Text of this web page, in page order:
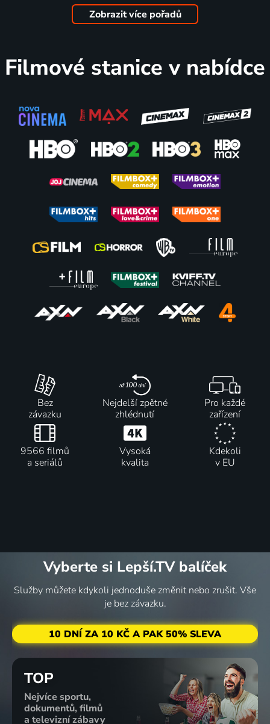
1978 | Slovensko | Drama, Povídkový
2019 | Česká republika, Slovensko | Animovaný, Povídkový 1991 | Slovensko | Drama, Povídkový 1979 | Slovensko | Drama, Povídkový
1981 | Slovensko | Drama, Povídkový
Růženka
1983 | Československo | Povídkový
Mercadet
1988 | Československo | Povídkový
O múdrej
pekárovej
žene
Bebek
1979 | Československo | Povídkový
Juliane
1978 | Československo | Drama, Povídkový, Psychologický
Psyché
1992 | Slovensko | Povídkový
rozprávkár
Zobrazit více pořadů
Filmové stanice v nabídce
Bez
závazku
Nejdelší zpětné
zhlédnutí
Pro každé
zařízení
9566 filmů
a seriálů
Vysoká
kvalita
Kdekoli
v EU
Vyberte si Lepší.TV balíček
Služby můžete kdykoli jednoduše změnit nebo zrušit. Vše
je bez závazku.
10 DNÍ ZA 10 KČ A PAK 50% SLEVA
TOP
Nejvíce sportu,
dokumentů, filmů
a televizní zábavy